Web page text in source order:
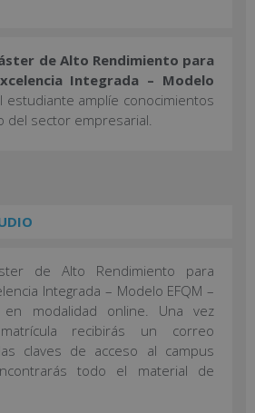
de Alto Rendimiento para
Integrada – Modelo
estudiante amplíe conocimientos
del sector empresarial.
de Alto Rendimiento para
Integrada – Modelo EFQM –
modalidad online. Una vez
recibirás un correo
claves de acceso al campus
todo el material de